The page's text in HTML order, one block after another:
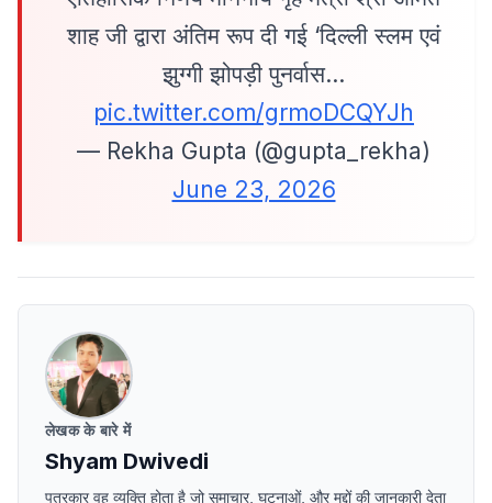
शाह जी द्वारा अंतिम रूप दी गई ‘दिल्ली स्लम एवं
झुग्गी झोपड़ी पुनर्वास…
pic.twitter.com/grmoDCQYJh
— Rekha Gupta (@gupta_rekha)
June 23, 2026
लेखक के बारे में
Shyam Dwivedi
पत्रकार वह व्यक्ति होता है जो समाचार, घटनाओं, और मुद्दों की जानकारी देता